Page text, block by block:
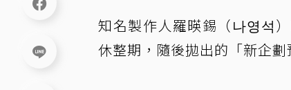
知名製作人羅暎錫（나영석
休整期，隨後拋出的「新企